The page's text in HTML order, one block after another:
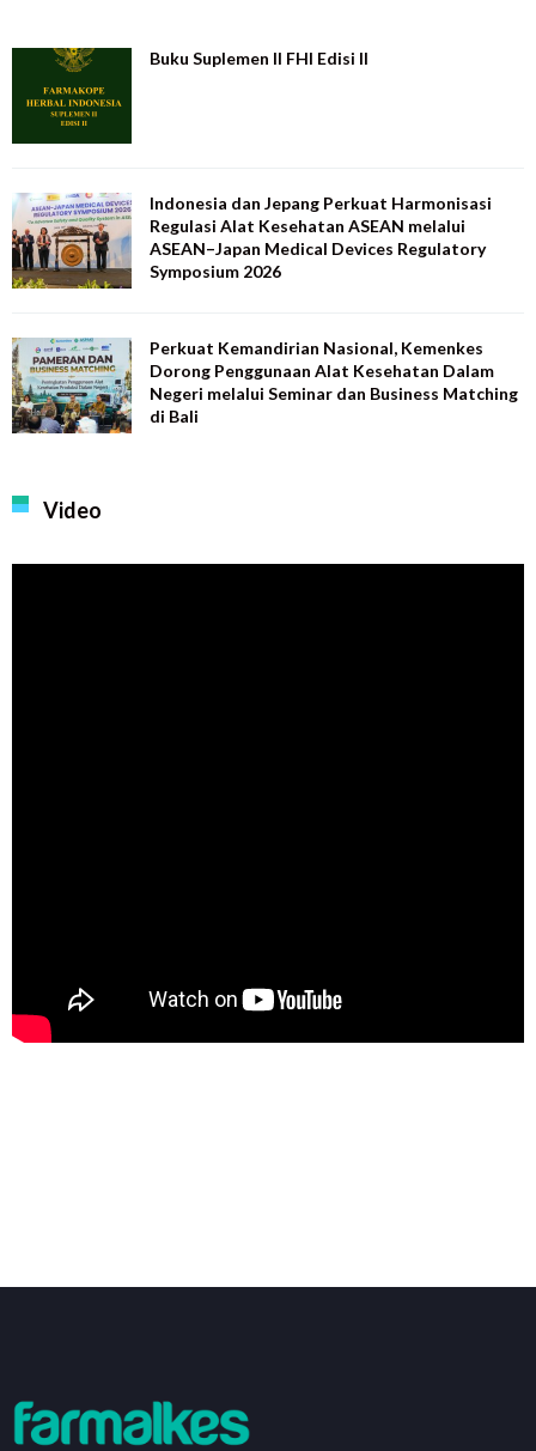
Buku Suplemen II FHI Edisi II
Indonesia dan Jepang Perkuat Harmonisasi
Regulasi Alat Kesehatan ASEAN melalui
ASEAN–Japan Medical Devices Regulatory
Symposium 2026
Perkuat Kemandirian Nasional, Kemenkes
Dorong Penggunaan Alat Kesehatan Dalam
Negeri melalui Seminar dan Business Matching
di Bali
Video